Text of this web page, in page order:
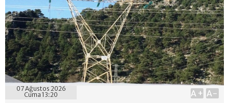
07 Ağustos 2026
Cuma 13:20
A+ A-